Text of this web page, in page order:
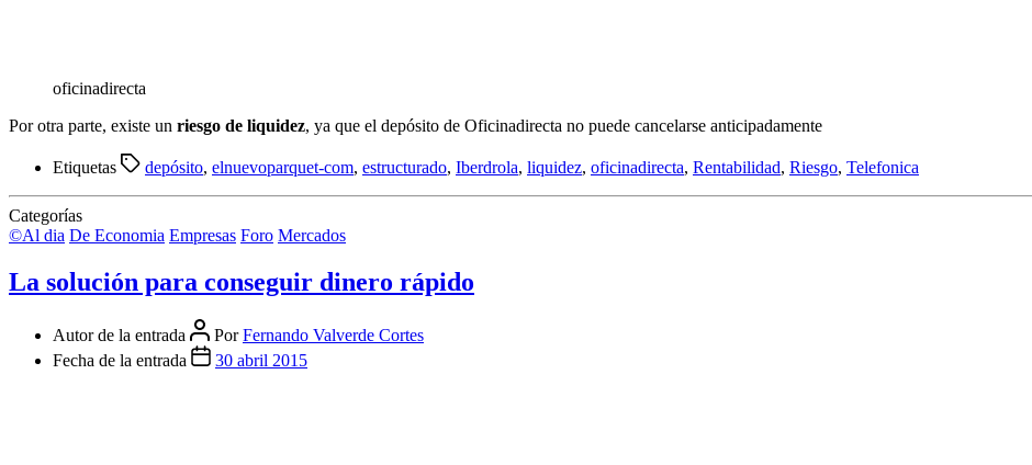
oficinadirecta
Por otra parte, existe un riesgo de liquidez, ya que el depósito de Oficinadirecta no puede cancelarse anticipadamente
Etiquetas depósito, elnuevoparquet-com, estructurado, Iberdrola, liquidez, oficinadirecta, Rentabilidad, Riesgo, Telefonica
Categorías
©Al dia De Economia Empresas Foro Mercados
La solución para conseguir dinero rápido
Autor de la entrada PorFernando Valverde Cortes
Fecha de la entrada
30 abril 2015